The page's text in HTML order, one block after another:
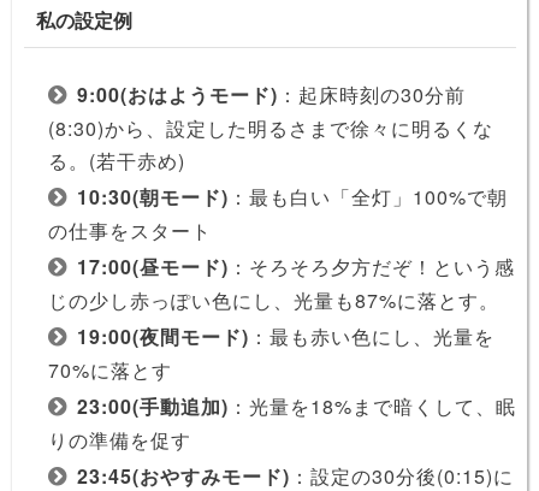
私の設定例
9:00(おはようモード) ：起床時刻の30分前
(8:30)から、設定した明るさまで徐々に明るくな
る。(若干赤め)
10:30(朝モード) ：最も白い「全灯」100%で朝
の仕事をスタート
17:00(昼モード) ：そろそろ夕方だぞ！という感
じの少し赤っぽい色にし、光量も87%に落とす。
19:00(夜間モード) ：最も赤い色にし、光量を
70%に落とす
23:00(手動追加) ：光量を18%まで暗くして、眠
りの準備を促す
23:45(おやすみモード) ：設定の30分後(0:15)に